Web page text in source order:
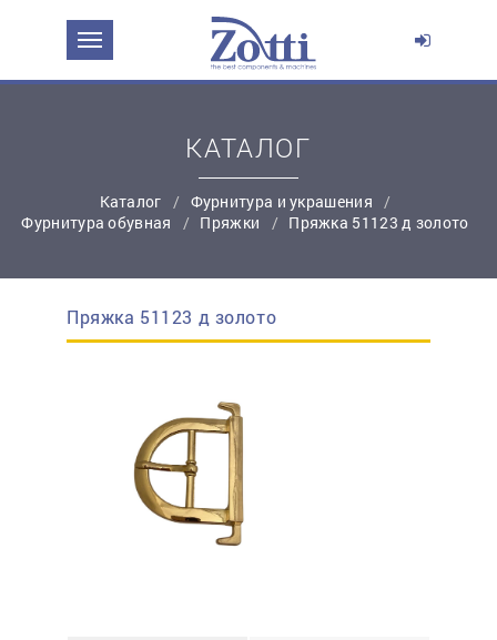
КАТАЛОГ
Каталог
Фурнитура и украшения
Фурнитура обувная
Пряжки Пряжка 51123 д золото
Пряжка 51123 д золото
ЗАДАТЬ ВОПРОС О ПРОДУКТЕ
Эл. почта:*
Контактный телефон:*